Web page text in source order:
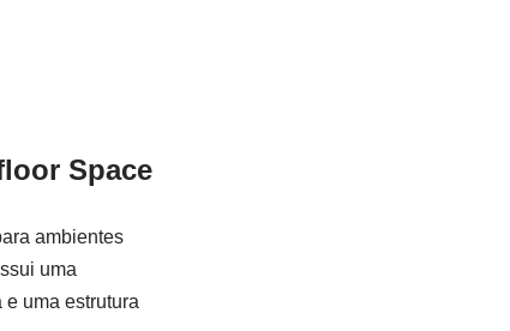
Space
ambientes
uma
uma estrutura